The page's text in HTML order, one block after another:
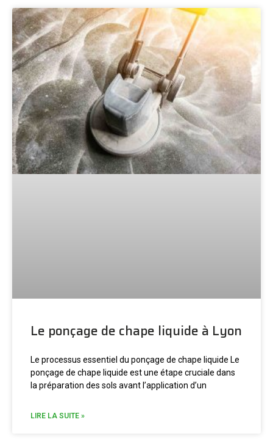
Le ponçage de chape liquide à Lyon
Le processus essentiel du ponçage de chape liquide Le
ponçage de chape liquide est une étape cruciale dans
la préparation des sols avant l’application d’un
LIRE LA SUITE »